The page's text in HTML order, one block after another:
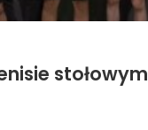
stołowym